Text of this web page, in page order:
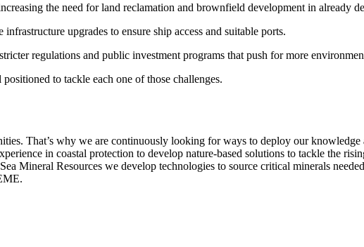
the need for land reclamation and brownfield development in already
upgrades to ensure ship access and suitable ports.
regulations and public investment programs that push for more
to tackle each one of those challenges.
That’s why we are continuously looking for ways to deploy our
in coastal protection to develop nature-based solutions to tackle the
Mineral Resources we develop technologies to source critical minerals